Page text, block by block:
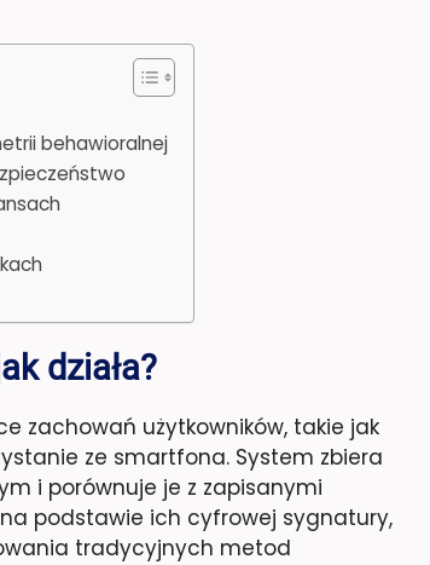
behawioralnej
działa?
zachowań użytkowników, takie jak
ze smartfona. System zbiera
i porównuje je z zapisanymi
podstawie ich cyfrowej sygnatury,
tradycyjnych metod